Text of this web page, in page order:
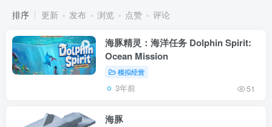
排序 更新 发布 浏览 点赞 评论
海豚精灵：海洋任务 Dolphin Spirit:
Ocean Mission
模拟经营
3年前 51
海豚